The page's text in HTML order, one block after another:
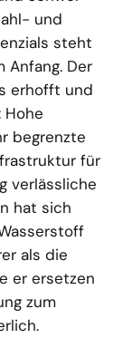
und
steht
Anfang. Der
erhofft und
begrenzte
für
verlässliche
hat sich
als die
er ersetzen
zum